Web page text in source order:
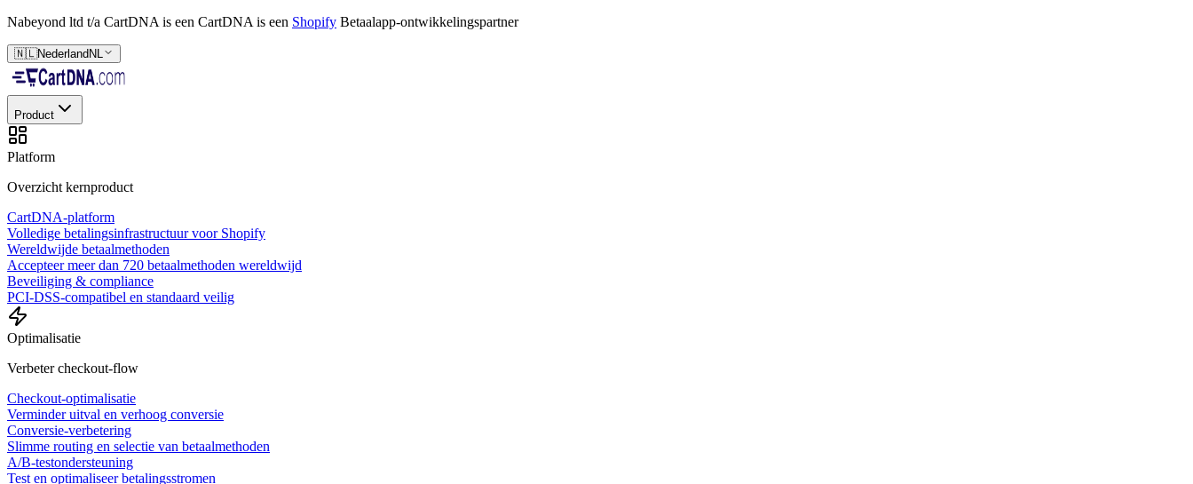
Nabeyond ltd t/a CartDNA is een CartDNA is een Shopify Betaalapp-ontwikkelingspartner
🇳🇱Nederland NL
Product
Platform
Overzicht kernproduct
CartDNA-platform
Volledige betalingsinfrastructuur voor Shopify
Wereldwijde betaalmethoden
Accepteer meer dan 720 betaalmethoden wereldwijd
Beveiliging & compliance
PCI-DSS-compatibel en standaard veilig
Optimalisatie
Verbeter checkout-flow
Checkout-optimalisatie
Verminder uitval en verhoog conversie
Conversie-verbetering
Slimme routing en selectie van betaalmethoden
A/B-testondersteuning
Test en optimaliseer betalingsstromen